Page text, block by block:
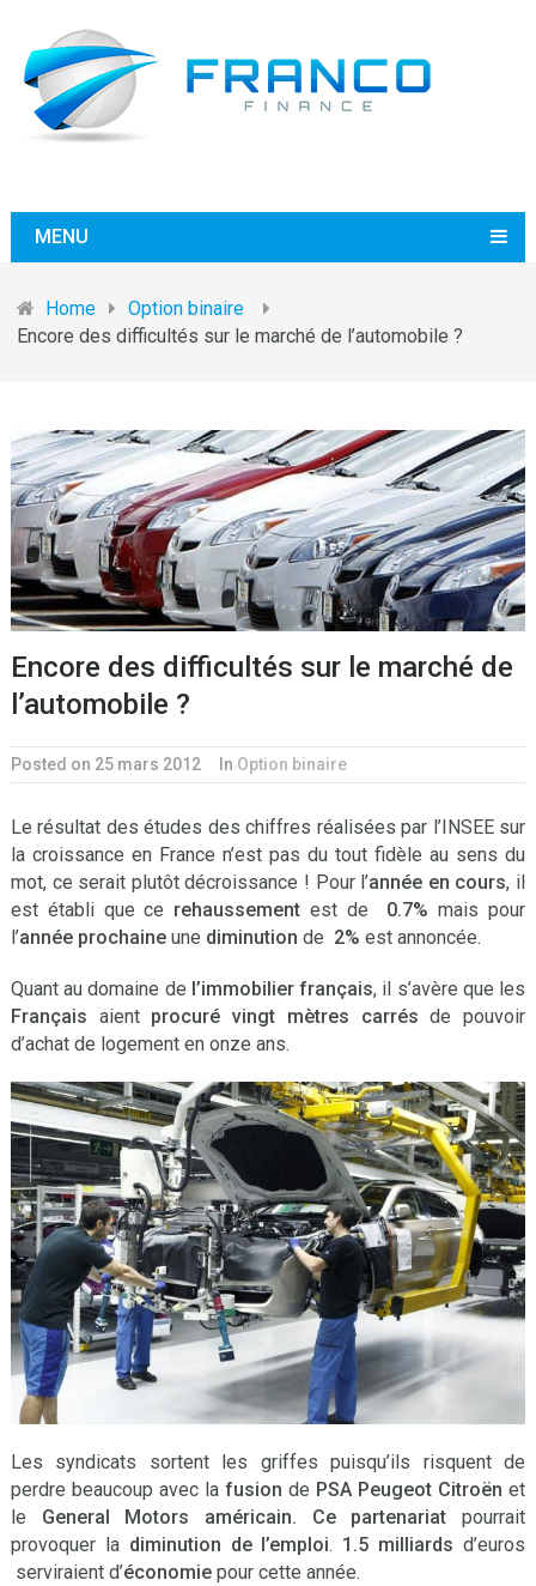
MENU
Home
Option binaire
Encore des difficultés sur le marché de l’automobile ?
Encore des difficultés sur le marché de
l’automobile ?
Posted on 25 mars 2012 In Option binaire
Le résultat des études des chiffres réalisées par l’INSEE sur
la croissance en France n’est pas du tout fidèle au sens du
mot, ce serait plutôt décroissance ! Pour l’année en cours, il
est établi que ce rehaussement est de 0.7% mais pour
l’année prochaineune diminution de 2% est annoncée.
Quant au domaine de l’immobilier français, il s’avère que les
Français aient procuré vingt mètres carrés de pouvoir
d’achat de logement en onze ans.
Les syndicats sortent les griffes puisqu’ils risquent de
perdre beaucoup avec la fusion de PSA Peugeot Citroën et
le General Motors américain. Ce partenariatpourrait
provoquer la diminution de l’emploi. 1.5 milliardsd’euros
serviraient d’économiepour cette année.